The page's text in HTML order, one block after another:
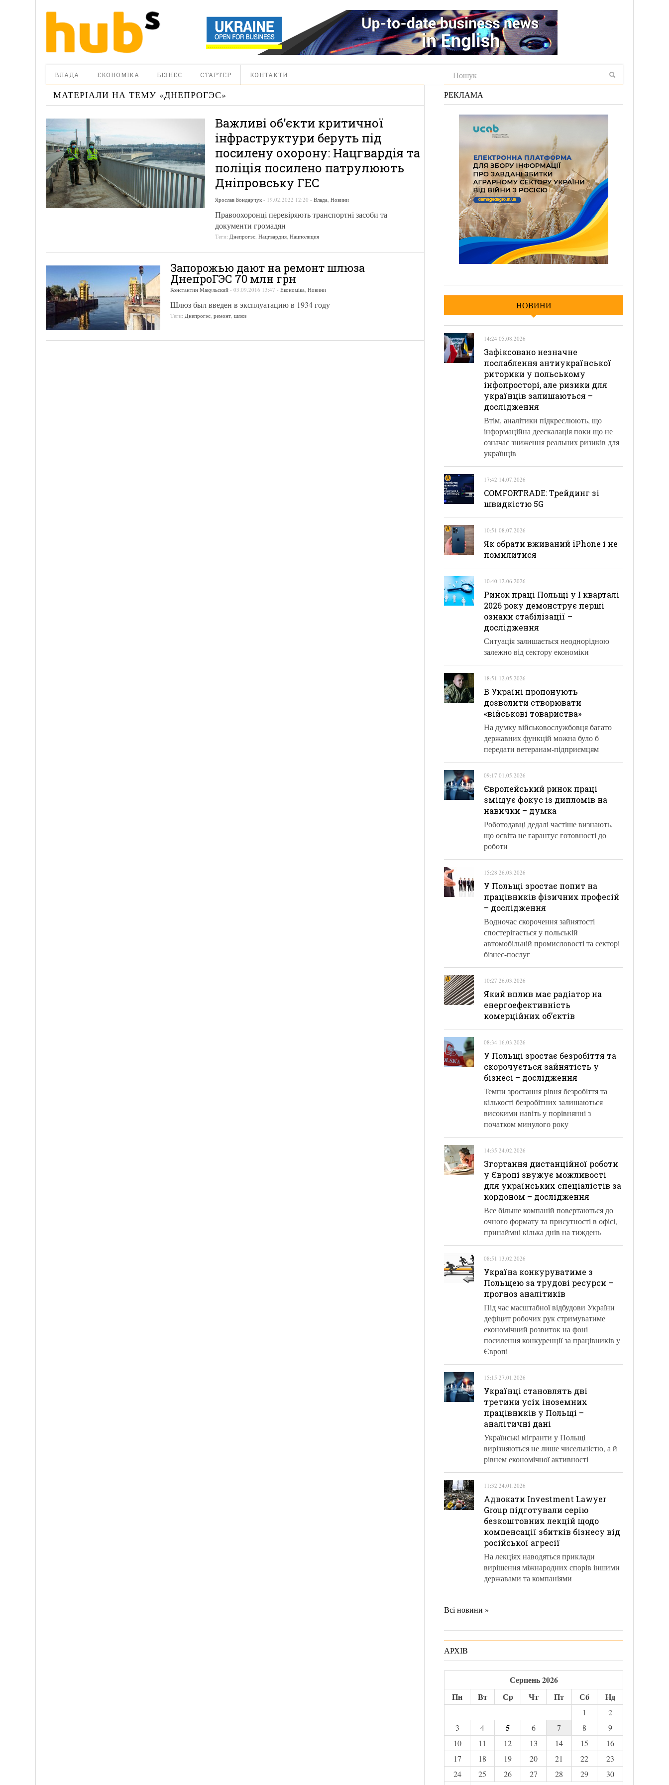
ВЛАДА ЕКОНОМІКА БІЗНЕС СТАРТЕР КОНТАКТИ
МАТЕРІАЛИ НА ТЕМУ «ДНЕПРОГЭС»
Важливі об’єкти критичної
інфраструктури беруть під
посилену охорону: Нацгвардія та
поліція посилено патрулюють
Дніпровську ГЕС
Ярослав Бондарчук - 19.02.2022 12:20 - Влада, Новини
Правоохоронці перевіряють транспортні засоби та
документи громадян
Теги: Днепрогэс, Нацгвардия, Нацполиция
Запорожью дают на ремонт шлюза
ДнепроГЭС 70 млн грн
Константин Макульский - 03.09.2016 13:47 - Економіка, Новини
Шлюз был введен в эксплуатацию в 1934 году
Теги: Днепрогэс, ремонт, шлюз
РЕКЛАМА
НОВИНИ
14:24 05.08.2026
Зафіксовано незначне
послаблення антиукраїнської
риторики у польському
інфопросторі, але ризики для
українців залишаються –
дослідження
Втім, аналітики підкреслюють, що
інформаційна деескалація поки що не
означає зниження реальних ризиків для
українців
17:42 14.07.2026
COMFORTRADE: Трейдинг зі
швидкістю 5G
10:51 08.07.2026
Як обрати вживаний iPhone і не
помилитися
10:40 12.06.2026
Ринок праці Польщі у І кварталі
2026 року демонструє перші
ознаки стабілізації –
дослідження
Ситуація залишається неоднорідною
залежно від сектору економіки
18:51 12.05.2026
В Україні пропонують
дозволити створювати
«військові товариства»
На думку військовослужбовця багато
державних функцій можна було б
передати ветеранам-підприємцям
09:17 01.05.2026
Європейський ринок праці
зміщує фокус із дипломів на
навички – думка
Роботодавці дедалі частіше визнають,
що освіта не гарантує готовності до
роботи
15:28 26.03.2026
У Польщі зростає попит на
працівників фізичних професій
– дослідження
Водночас скорочення зайнятості
спостерігається у польській
автомобільній промисловості та секторі
бізнес-послуг
10:27 26.03.2026
Який вплив має радіатор на
енергоефективність
комерційних об’єктів
08:34 16.03.2026
У Польщі зростає безробіття та
скорочується зайнятість у
бізнесі – дослідження
Темпи зростання рівня безробіття та
кількості безробітних залишаються
високими навіть у порівнянні з
початком минулого року
14:35 24.02.2026
Згортання дистанційної роботи
у Європі звужує можливості
для українських спеціалістів за
кордоном – дослідження
Все більше компаній повертаються до
очного формату та присутності в офісі,
принаймні кілька днів на тиждень
08:51 13.02.2026
Україна конкуруватиме з
Польщею за трудові ресурси –
прогноз аналітиків
Під час масштабної відбудови України
дефіцит робочих рук стримуватиме
економічний розвиток на фоні
посилення конкуренції за працівників у
Європі
15:15 27.01.2026
Українці становлять дві
третини усіх іноземних
працівників у Польщі –
аналітичні дані
Українські мігранти у Польщі
вирізняються не лише чисельністю, а й
рівнем економічної активності
11:32 24.01.2026
Адвокати Investment Lawyer
Group підготували серію
безкоштовних лекцій щодо
компенсації збитків бізнесу від
російської агресії
На лекціях наводяться приклади
вирішення міжнародних спорів іншими
державами та компаніями
Всі новини »
АРХІВ
Серпень 2026
Пн
Вт Ср Чт Пт Сб Нд
1
2
3
4 5 6 7 8
9
10
11 12 13 14 15
16
17
18 19 20 21 22
23
24
25 26 27 28 29
30